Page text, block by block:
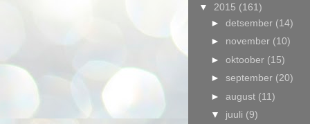
▼ 2015 (161)
► detsember (14)
► november (10)
► oktoober (15)
► september (20)
► august (11)
▼ juuli (9)